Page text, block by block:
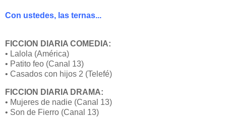
Con ustedes, las ternas...
FICCION DIARIA COMEDIA:
• Lalola (América)
• Patito feo (Canal 13)
• Casados con hijos 2 (Telefé)
FICCION DIARIA DRAMA:
• Mujeres de nadie (Canal 13)
• Son de Fierro (Canal 13)